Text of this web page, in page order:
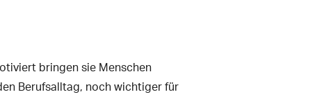
bringen sie Menschen
Berufsalltag, noch wichtiger für